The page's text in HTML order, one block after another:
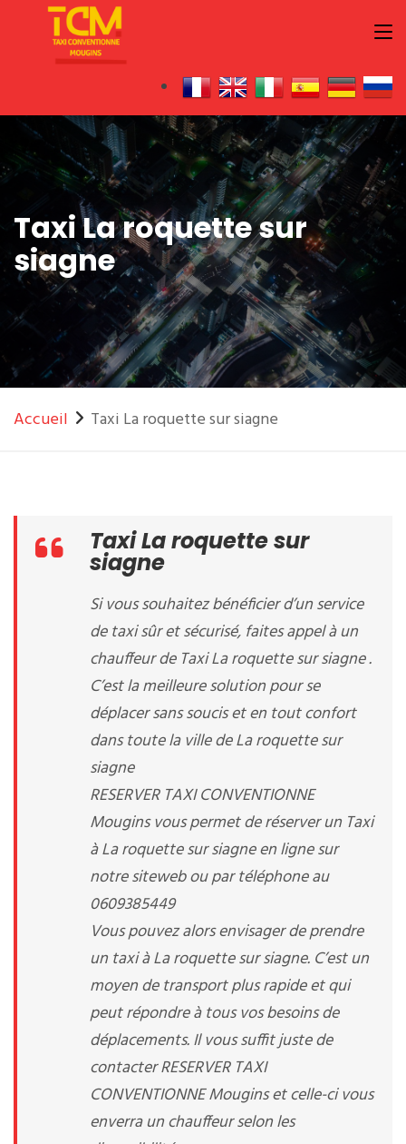
Taxi La roquette sur
siagne
Accueil Taxi La roquette sur siagne
Taxi La roquette sur
siagne
Si vous souhaitez bénéficier d’un service
de taxi sûr et sécurisé, faites appel à un
chauffeur de Taxi La roquette sur siagne .
C’est la meilleure solution pour se
déplacer sans soucis et en tout confort
dans toute la ville de La roquette sur
siagne
RESERVER TAXI CONVENTIONNE
Mougins vous permet de réserver un Taxi
à La roquette sur siagne en ligne sur
notre siteweb ou par téléphone au
0609385449
Vous pouvez alors envisager de prendre
un taxi à La roquette sur siagne. C’est un
moyen de transport plus rapide et qui
peut répondre à tous vos besoins de
déplacements. Il vous suffit juste de
contacter RESERVER TAXI
CONVENTIONNE Mougins et celle-ci vous
enverra un chauffeur selon les